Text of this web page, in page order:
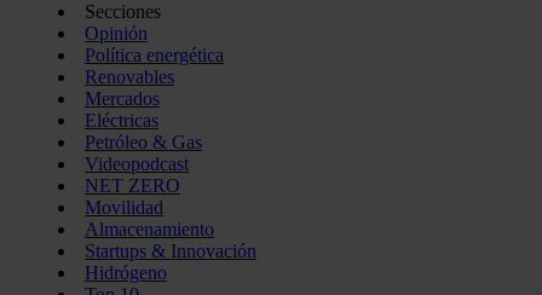
Secciones
Opinión
Política energética
Renovables
Mercados
Eléctricas
Petróleo & Gas
Videopodcast
NET ZERO
Movilidad
Almacenamiento
Startups & Innovación
Hidrógeno